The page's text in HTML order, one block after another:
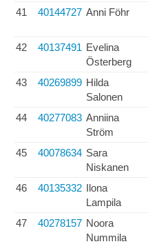
41 40144727 Anni Föhr
42 40137491 Evelina
Österberg
43 40269899 Hilda
Salonen
44 40277083 Anniina
Ström
45 40078634 Sara
Niskanen
46 40135332 Ilona
Lampila
47 40278157 Noora
Nummila